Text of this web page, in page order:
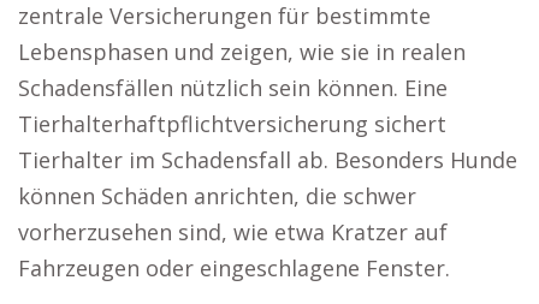
zentrale Versicherungen für bestimmte
Lebensphasen und zeigen, wie sie in realen
Schadensfällen nützlich sein können. Eine
Tierhalterhaftpflichtversicherung sichert
Tierhalter im Schadensfall ab. Besonders Hunde
können Schäden anrichten, die schwer
vorherzusehen sind, wie etwa Kratzer auf
Fahrzeugen oder eingeschlagene Fenster.